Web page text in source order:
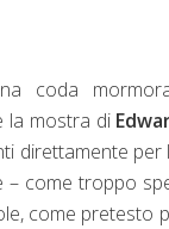
coda
la mostra di
direttamente
come troppo
come pretesto